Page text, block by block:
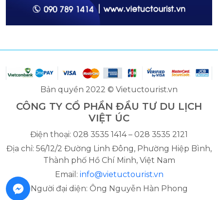
Bản quyền 2022 © Vietuctourist.vn
CÔNG TY CỔ PHẦN ĐẦU TƯ DU LỊCH
VIỆT ÚC
Điện thoại: 028 3535 1414 – 028 3535 2121
Địa chỉ: 56/12/2 Đường Linh Đông, Phường Hiệp Bình,
Thành phố Hồ Chí Minh, Việt Nam
Email: info@vietuctourist.vn
Người đại diện: Ông Nguyễn Hàn Phong